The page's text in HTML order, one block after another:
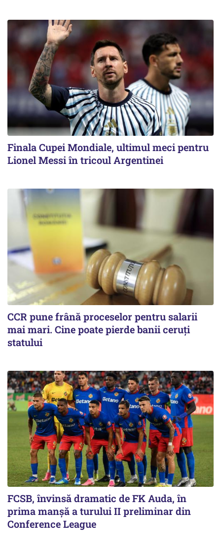
Finala Cupei Mondiale, ultimul meci pentru
Lionel Messi în tricoul Argentinei
CCR pune frână proceselor pentru salarii
mai mari. Cine poate pierde banii ceruți
statului
FCSB, învinsă dramatic de FK Auda, în
prima manșă a turului II preliminar din
Conference League